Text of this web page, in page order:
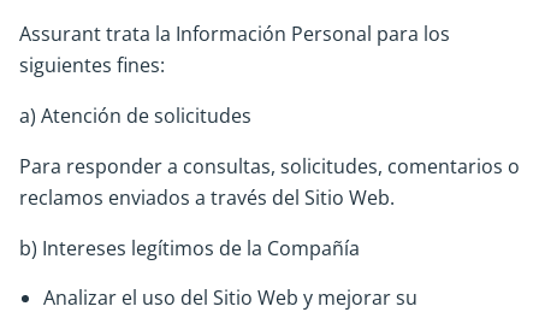
Assurant trata la Información Personal para los
siguientes fines:
a) Atención de solicitudes
Para responder a consultas, solicitudes, comentarios o
reclamos enviados a través del Sitio Web.
b) Intereses legítimos de la Compañía
Analizar el uso del Sitio Web y mejorar su